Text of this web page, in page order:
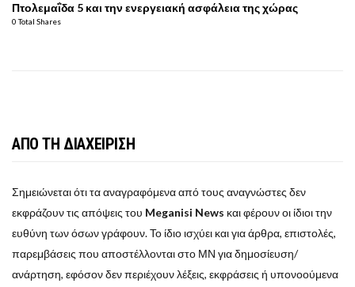
Πτολεμαΐδα 5 και την ενεργειακή ασφάλεια της χώρας
0 Total Shares
ΑΠΟ ΤΗ ΔΙΑΧΕΙΡΙΣΗ
Σημειώνεται ότι τα αναγραφόμενα από τους αναγνώστες δεν
εκφράζουν τις απόψεις του Meganisi News και φέρουν οι ίδιοι την
ευθύνη των όσων γράφουν. Το ίδιο ισχύει και για άρθρα, επιστολές,
παρεμβάσεις που αποστέλλονται στο ΜΝ για δημοσίευση/
ανάρτηση, εφόσον δεν περιέχουν λέξεις, εκφράσεις ή υπονοούμενα